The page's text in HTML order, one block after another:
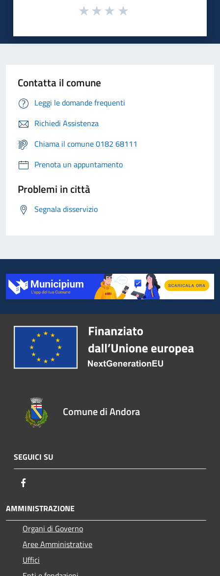
Contatta il comune
Leggi le domande frequenti
Richiedi Assistenza
Chiama il comune 0182 68111
Prenota un appuntamento
Problemi in città
Segnala disservizio
Comune di Andora
SEGUICI SU
AMMINISTRAZIONE
Organi di Governo
Aree Amministrative
Uffici